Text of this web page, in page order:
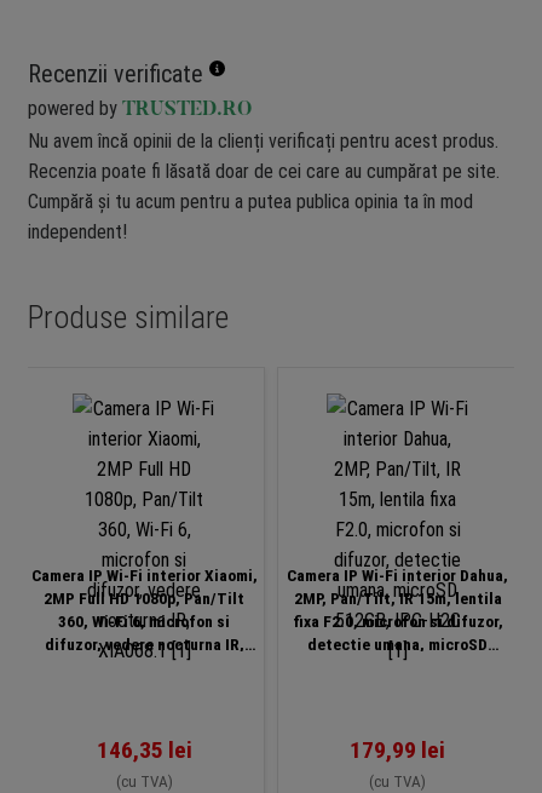
Recenzii verificate
powered by TRUSTED.RO
Nu avem încă opinii de la clienți verificați pentru acest produs.
Recenzia poate fi lăsată doar de cei care au cumpărat pe site.
Cumpără și tu acum pentru a putea publica opinia ta în mod
independent!
Produse similare
Camera IP Wi-Fi interior Xiaomi,
2MP Full HD 1080p, Pan/Tilt
360, Wi-Fi 6, microfon si
difuzor, vedere nocturna IR,
XIA068.1
146,35 lei
(cu TVA)
Camera IP Wi-Fi interior Dahua,
2MP, Pan/Tilt, IR 15m, lentila
fixa F2.0, microfon si difuzor,
detectie umana, microSD
512GB, IPC-H2C
179,99 lei
(cu TVA)